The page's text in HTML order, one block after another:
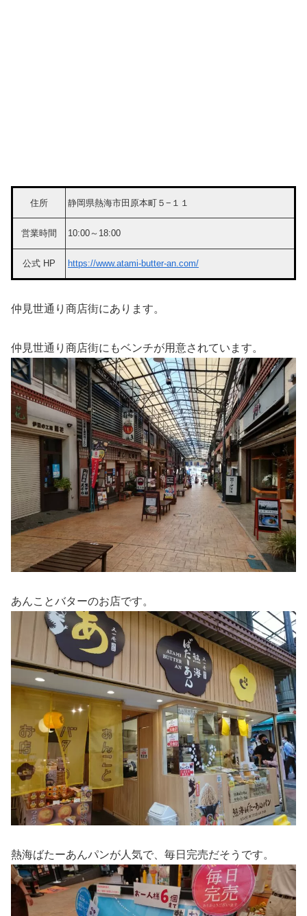
住所 静岡県熱海市田原本町５−１１
営業時間 10:00～18:00
公式 HP https://www.atami-butter-an.com/
仲見世通り商店街にあります。
仲見世通り商店街にもベンチが用意されています。
あんことバターのお店です。
熱海ばたーあんパンが人気で、毎日完売だそうです。